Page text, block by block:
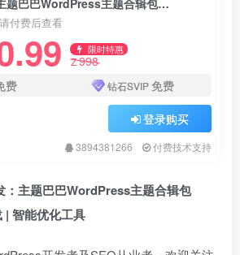
卓创源码网首发：主题巴巴WordPress主题合辑包+SEO插件源码下载 | 智能优化工具
付费后查看
限时特惠
Z998
费 钻石SVIP免费
登录购买
3894381266 付费技术支持
：主题巴巴WordPress主题合辑包
| 智能优化工具